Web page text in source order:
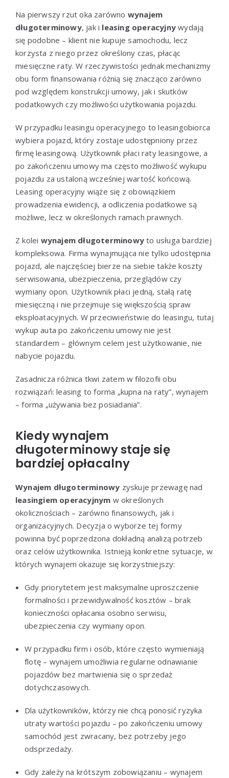
Na pierwszy rzut oka zarówno wynajem
długoterminowy, jak i leasing operacyjny wydają
się podobne – klient nie kupuje samochodu, lecz
korzysta z niego przez określony czas, płacąc
miesięczne raty. W rzeczywistości jednak mechanizmy
obu form finansowania różnią się znacząco zarówno
pod względem konstrukcji umowy, jak i skutków
podatkowych czy możliwości użytkowania pojazdu.
W przypadku leasingu operacyjnego to leasingobiorca
wybiera pojazd, który zostaje udostępniony przez
firmę leasingową. Użytkownik płaci raty leasingowe, a
po zakończeniu umowy ma często możliwość wykupu
pojazdu za ustaloną wcześniej wartość końcową.
Leasing operacyjny wiąże się z obowiązkiem
prowadzenia ewidencji, a odliczenia podatkowe są
możliwe, lecz w określonych ramach prawnych.
Z kolei wynajem długoterminowy to usługa bardziej
kompleksowa. Firma wynajmująca nie tylko udostępnia
pojazd, ale najczęściej bierze na siebie także koszty
serwisowania, ubezpieczenia, przeglądów czy
wymiany opon. Użytkownik płaci jedną, stałą ratę
miesięczną i nie przejmuje się większością spraw
eksploatacyjnych. W przeciwieństwie do leasingu, tutaj
wykup auta po zakończeniu umowy nie jest
standardem – głównym celem jest użytkowanie, nie
nabycie pojazdu.
Zasadnicza różnica tkwi zatem w filozofii obu
rozwiązań: leasing to forma „kupna na raty”, wynajem
– forma „używania bez posiadania”.
Kiedy wynajem
długoterminowy staje się
bardziej opłacalny
Wynajem długoterminowy zyskuje przewagę nad
leasingiem operacyjnym w określonych
okolicznościach – zarówno finansowych, jak i
organizacyjnych. Decyzja o wyborze tej formy
powinna być poprzedzona dokładną analizą potrzeb
oraz celów użytkownika. Istnieją konkretne sytuacje, w
których wynajem okazuje się korzystniejszy:
Gdy priorytetem jest maksymalne uproszczenie
formalności i przewidywalność kosztów – brak
konieczności opłacania osobno serwisu,
ubezpieczenia czy wymiany opon.
W przypadku firm i osób, które często wymieniają
flotę – wynajem umożliwia regularne odnawianie
pojazdów bez martwienia się o sprzedaż
dotychczasowych.
Dla użytkowników, którzy nie chcą ponosić ryzyka
utraty wartości pojazdu – po zakończeniu umowy
samochód jest zwracany, bez potrzeby jego
odsprzedaży.
Gdy zależy na krótszym zobowiązaniu – wynajem